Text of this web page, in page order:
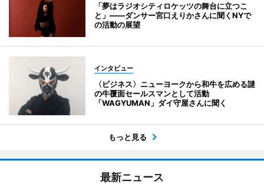
「夢はラジオシティロケッツの舞台に立つこ
と」――ダンサー宮口えりかさんに聞くNYで
の活動の展望
インタビュー
〈ビジネス〉ニューヨークから和牛を広める謎
の牛覆面セールスマンとして活動
「WAGYUMAN」ダイ守屋さんに聞く
もっと見る
最新ニュース